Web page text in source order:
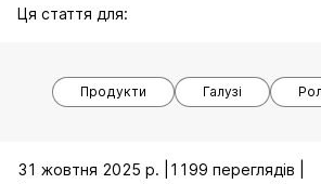
Ця стаття для:
Продукти Галузі
31 жовтня 2025 р. |
1199 переглядів |